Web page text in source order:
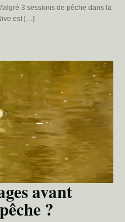
3 sessions de pêche dans la
est […]
avant
?